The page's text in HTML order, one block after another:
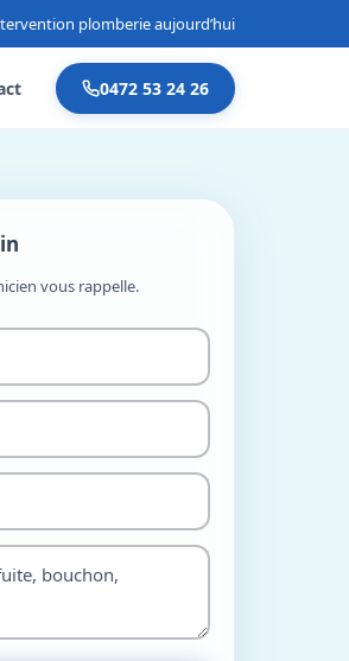
plomberie aujourd’hui
0472 53 24 26
vous rappelle.